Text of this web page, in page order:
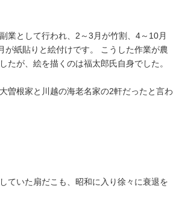
業として行われ、2～3月が竹割、4～10月
が紙貼りと絵付けです。 こうした作業が農
たが、絵を描くのは福太郎氏自身でした。
曽根家と川越の海老名家の2軒だったと言わ
ていた扇だこも、昭和に入り徐々に衰退を